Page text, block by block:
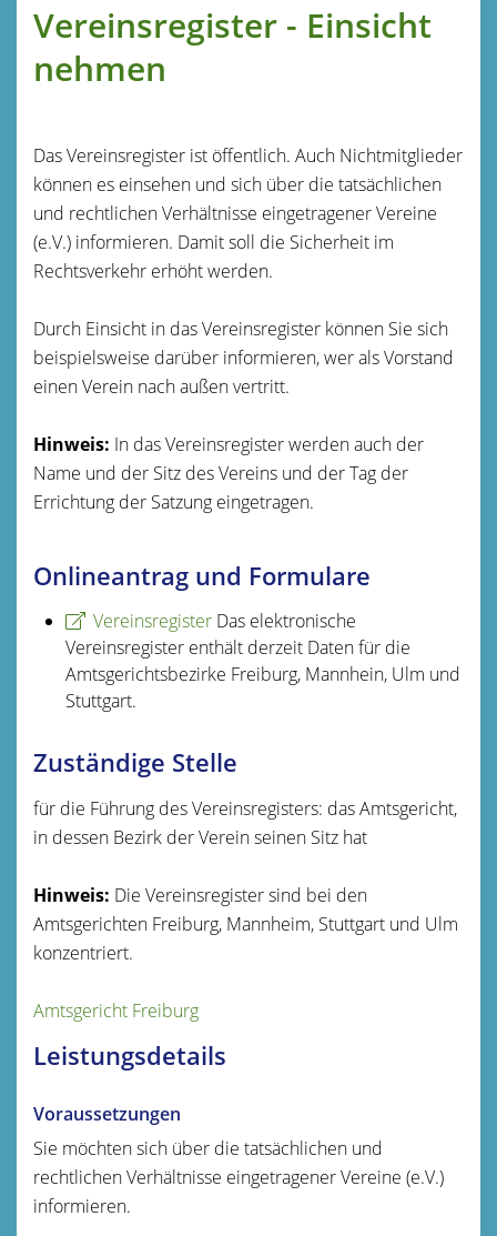
Vereinsregister - Einsicht
nehmen
Das Vereinsregister ist öffentlich. Auch Nichtmitglieder
können es einsehen und sich über die tatsächlichen
und rechtlichen Verhältnisse eingetragener Vereine
(e.V.) informieren. Damit soll die Sicherheit im
Rechtsverkehr erhöht werden.
Durch Einsicht in das Vereinsregister können Sie sich
beispielsweise darüber informieren, wer als Vorstand
einen Verein nach außen vertritt.
Hinweis: In das Vereinsregister werden auch der
Name und der Sitz des Vereins und der Tag der
Errichtung der Satzung eingetragen.
Onlineantrag und Formulare
Vereinsregister Das elektronische
Vereinsregister enthält derzeit Daten für die
Amtsgerichtsbezirke Freiburg, Mannhein, Ulm und
Stuttgart.
Zuständige Stelle
für die Führung des Vereinsregisters: das Amtsgericht,
in dessen Bezirk der Verein seinen Sitz hat
Hinweis: Die Vereinsregister sind bei den
Amtsgerichten Freiburg, Mannheim, Stuttgart und Ulm
konzentriert.
Amtsgericht Freiburg
Leistungsdetails
Voraussetzungen
Sie möchten sich über die tatsächlichen und
rechtlichen Verhältnisse eingetragener Vereine (e.V.)
informieren.